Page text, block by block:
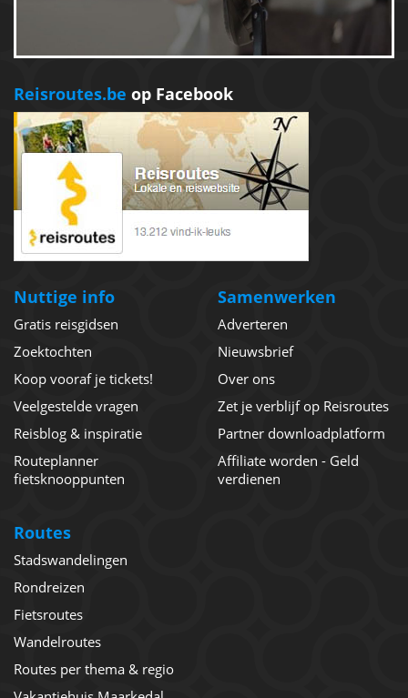
Reisroutes.be op Facebook
Nuttige info
Gratis reisgidsen
Zoektochten
Koop vooraf je tickets!
Veelgestelde vragen
Reisblog & inspiratie
Routeplanner
fietsknooppunten
Samenwerken
Adverteren
Nieuwsbrief
Over ons
Zet je verblijf op Reisroutes
Partner downloadplatform
Affiliate worden - Geld
verdienen
Routes
Stadswandelingen
Rondreizen
Fietsroutes
Wandelroutes
Routes per thema & regio